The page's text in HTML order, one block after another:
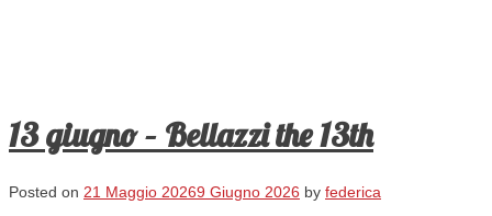
13 giugno – Bellazzi the 13th
Posted on 21 Maggio 20269 Giugno 2026 by federica